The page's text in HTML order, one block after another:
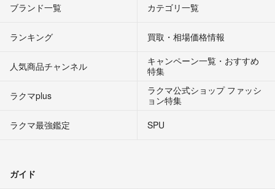
ブランド一覧 カテゴリ一覧
ランキング 買取・相場価格情報
人気商品チャンネル
キャンペーン一覧・おすすめ
特集
ラクマplus
ラクマ公式ショップ ファッシ
ョン特集
ラクマ最強鑑定
SPU
ガイド